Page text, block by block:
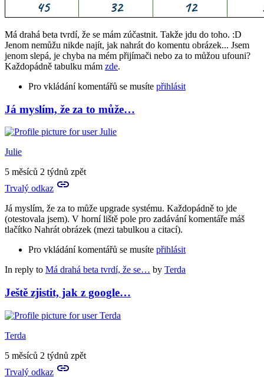
Má drahá beta tvrdí, že se mám zúčastnit. Takže jdu do toho. :D
Jenom nemůžu nikde najít, jak nahrát do komentu obrázek... Jsem
jenom slepá, je chyba na mém přijímači nebo za to můžou ufouni?
Každopádně tabulku mám zde.
Pro vkládání komentářů se musíte přihlásit
Já myslím, že za to může…
Julie
5 měsíců 2 týdnů zpět
Trvalý odkaz
Já myslím, že za to může upgrade systému. Každopádně to jde
(otestovala jsem). V horní liště pole pro zadávání komentáře máš
tlačítko Nahrát obrázek (mezi tabulkou a citací).
Pro vkládání komentářů se musíte přihlásit
In reply to Má drahá beta tvrdí, že se… by Terda
Ještě zjistit, jak z google…
Terda
5 měsíců 2 týdnů zpět
Trvalý odkaz